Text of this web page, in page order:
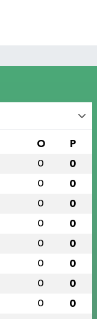
O P
0 0
0 0
0 0
0 0
0 0
0 0
0 0
0 0